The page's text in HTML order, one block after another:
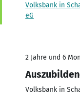
Volksbank in
eG
2 Jahre und 6
Volksbank in